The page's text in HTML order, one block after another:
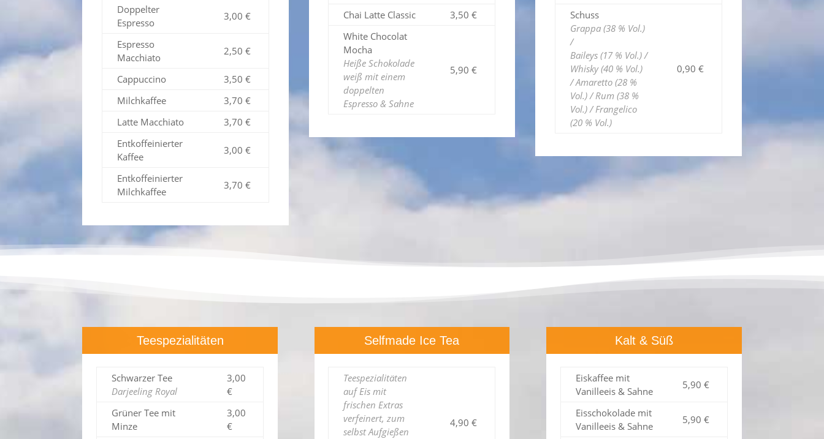
Doppelter
Espresso
3,00 €
Espresso
Macchiato
2,50 €
Cappuccino
3,50 €
Milchkaffee
3,70 €
Latte Macchiato
3,70 €
Entkoffeinierter
Kaffee
3,00 €
Entkoffeinierter
Milchkaffee
3,70 €
Chai Latte Classic
3,50 €
White Chocolat
Mocha
Heiße Schokolade
weiß mit einem
doppelten
Espresso & Sahne
5,90 €
Schuss
Grappa (38 % Vol.)
/
Baileys (17 % Vol.) /
Whisky (40 % Vol.)
/ Amaretto (28 %
Vol.) / Rum (38 %
Vol.) / Frangelico
(20 % Vol.)
0,90 €
Teespezialitäten
Schwarzer Tee
Darjeeling Royal
3,00
€
Grüner Tee mit
Minze
3,00
€
Selfmade Ice Tea
Teespezialitäten
auf Eis mit
frischen Extras
verfeinert, zum
selbst Aufgießen
4,90 €
Kalt & Süß
Eiskaffee mit
Vanilleeis & Sahne
5,90 €
Eisschokolade mit
Vanilleeis & Sahne
5,90 €